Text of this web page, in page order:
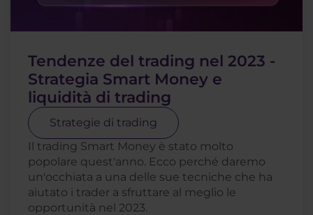
Tendenze del trading nel 2023 -
Strategia Smart Money e
liquidità di trading
Strategie di trading
Il trading Smart Money è stato molto
popolare quest'anno. Ecco perché daremo
un'occhiata a una delle sue tecniche che ha
aiutato i trader a sfruttare al meglio le
opportunità nel 2023.